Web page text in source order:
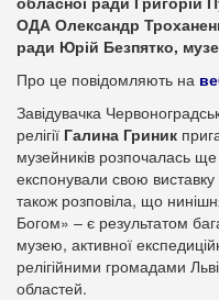
ОДА Олександр
ради Юрій Безпятко,
Про це повідомляють на
Завідувачка
релігії Галина Гриник
музейників розпочалась
експонували свою
також розповіла, що
Богом» – є результатом
музею, активної
релігійними громадами
областей.